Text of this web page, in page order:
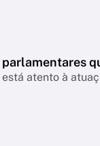
atento à